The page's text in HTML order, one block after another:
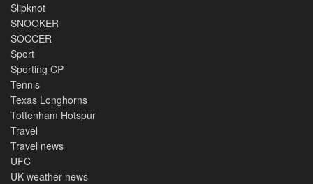
Slipknot
SNOOKER
SOCCER
Sport
Sporting CP
Tennis
Texas Longhorns
Tottenham Hotspur
Travel
Travel news
UFC
UK weather news